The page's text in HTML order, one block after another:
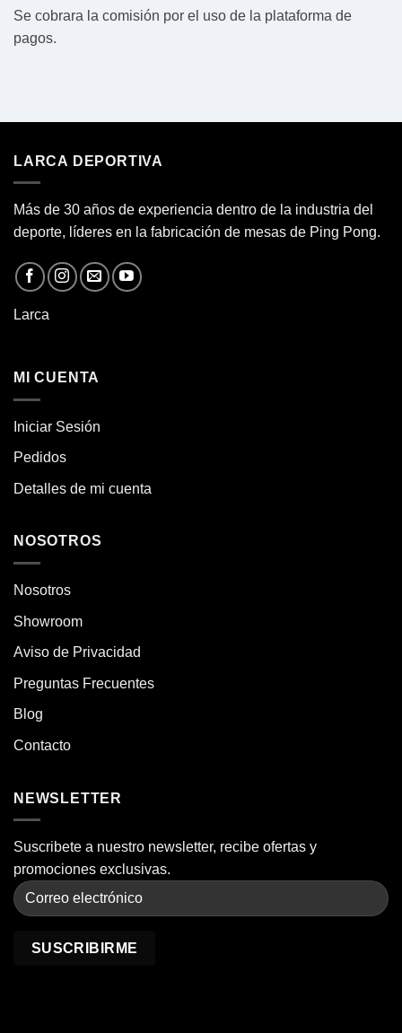
Se cobrara la comisión por el uso de la plataforma de
pagos.
LARCA DEPORTIVA
Más de 30 años de experiencia dentro de la industria del
deporte, líderes en la fabricación de mesas de Ping Pong.
Larca
MI CUENTA
Iniciar Sesión
Pedidos
Detalles de mi cuenta
NOSOTROS
Nosotros
Showroom
Aviso de Privacidad
Preguntas Frecuentes
Blog
Contacto
NEWSLETTER
Suscribete a nuestro newsletter, recibe ofertas y
promociones exclusivas.